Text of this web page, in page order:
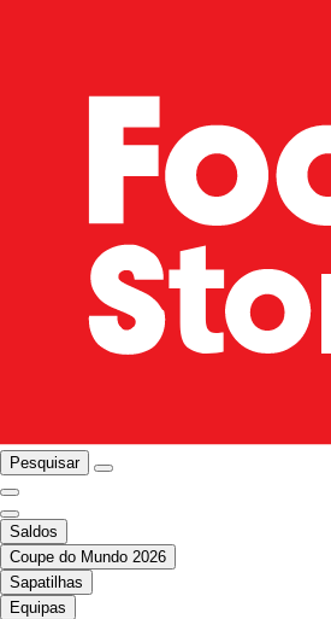
Pesquisar
Saldos
Coupe do Mundo 2026
Sapatilhas
Equipas